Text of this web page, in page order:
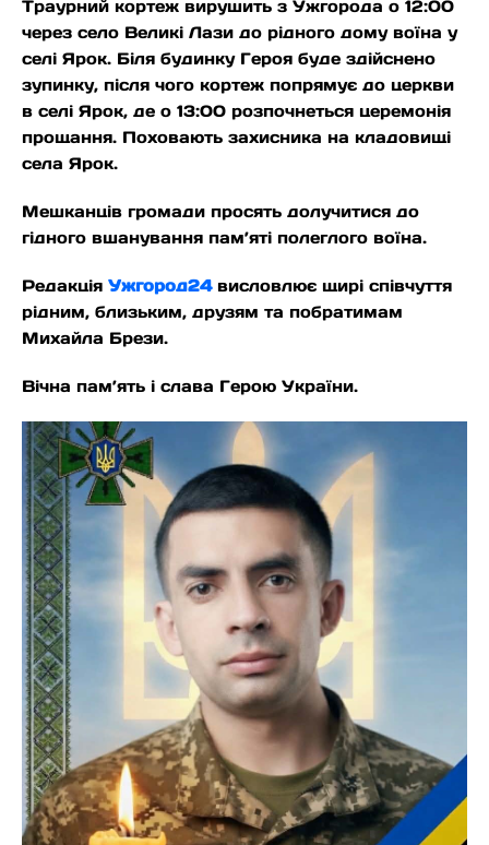
Траурний кортеж вирушить з Ужгорода о 12:00
через село Великі Лази до рідного дому воїна у
селі Ярок. Біля будинку Героя буде здійснено
зупинку, після чого кортеж попрямує до церкви
в селі Ярок, де о 13:00 розпочнеться церемонія
прощання. Поховають захисника на кладовищі
села Ярок.
Мешканців громади просять долучитися до
гідного вшанування пам’яті полеглого воїна.
Редакція Ужгород24 висловлює щирі співчуття
рідним, близьким, друзям та побратимам
Михайла Брези.
Вічна пам’ять і слава Герою України.